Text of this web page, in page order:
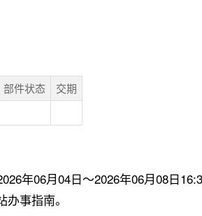
部件状态
交期
年06月04日～2026年06月08日
事指南。